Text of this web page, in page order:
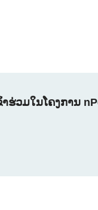
າຮ່ວມໃນໂຄງການ